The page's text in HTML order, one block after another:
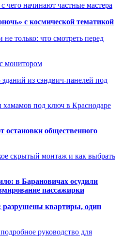
начинают частные мастера
с космической тематикой
только: что смотреть перед
монитором
зданий из сэндвич-панелей под
хамамов под ключ в Краснодаре
остановки общественного
скрытый монтаж и как выбрать
в Барановичах осудили
пассажирки
разрушены квартиры, один
руководство для